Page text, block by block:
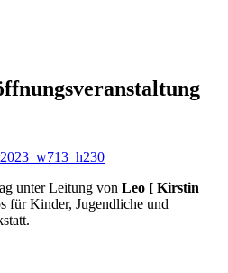
unter Leitung von Leo [ Kirstin
für Kinder, Jugendliche und